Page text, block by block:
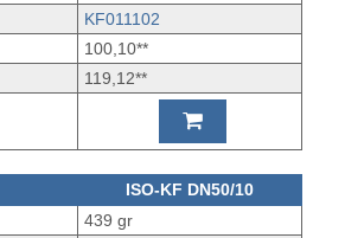
KF011102
100,10**
119,12**
ISO-KF DN50/10
439 gr